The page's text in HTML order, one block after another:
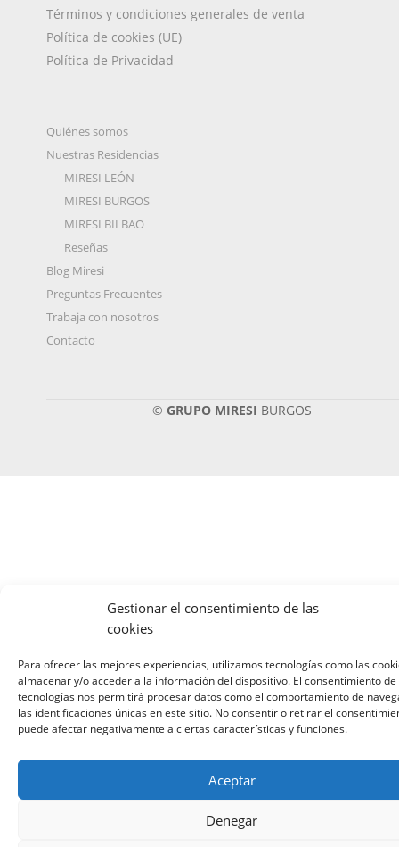
Gestionar el consentimiento de las
cookies
Para ofrecer las mejores experiencias, utilizamos tecnologías como las
almacenar y/o acceder a la información del dispositivo. El consentimiento de
tecnologías nos permitirá procesar datos como el comportamiento de
las identificaciones únicas en este sitio. No consentir o retirar el
puede afectar negativamente a ciertas características y funciones.
Aceptar
Denegar
Términos y condiciones generales de venta
Política de cookies (UE)
Política de Privacidad
Quiénes somos
Nuestras Residencias
MIRESI LEÓN
MIRESI BURGOS
MIRESI BILBAO
Reseñas
Blog Miresi
Preguntas Frecuentes
Trabaja con nosotros
Contacto
© GRUPO MIRESI BURGOS